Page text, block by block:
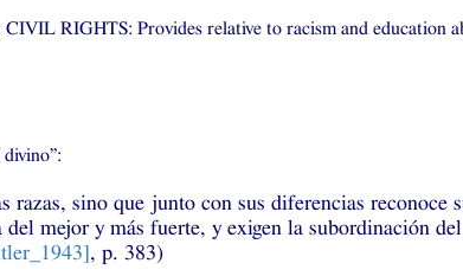
CIVIL RIGHTS: Provides relative to racism and education
sino que junto con sus diferencias reconoce
mejor y más fuerte, y exigen la subordinación
, p. 383)